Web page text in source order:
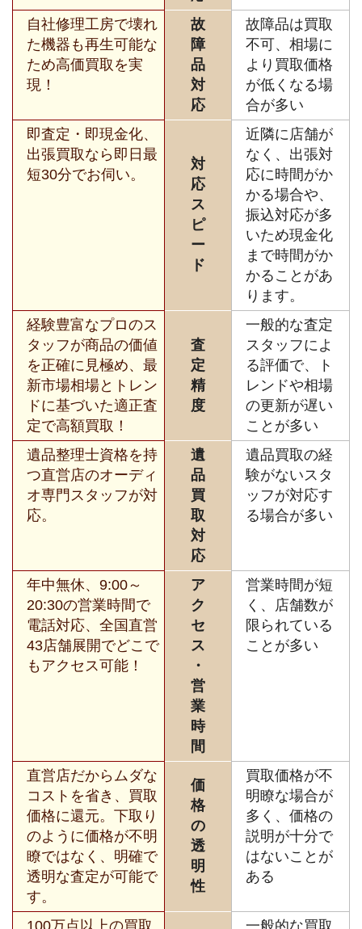
自社修理工房で壊れ
た機器も再生可能な
ため高価買取を実
現！
故
障
品
対
応
故障品は買取
不可、相場に
より買取価格
が低くなる場
合が多い
即査定・即現金化、
出張買取なら即日最
短30分でお伺い。
対
応
ス
ピ
ー
ド
近隣に店舗が
なく、出張対
応に時間がか
かる場合や、
振込対応が多
いため現金化
まで時間がか
かることがあ
ります。
経験豊富なプロのス
タッフが商品の価値
を正確に見極め、最
新市場相場とトレン
ドに基づいた適正査
定で高額買取！
査
定
精
度
一般的な査定
スタッフによ
る評価で、ト
レンドや相場
の更新が遅い
ことが多い
遺品整理士資格を持
つ直営店のオーディ
オ専門スタッフが対
応。
遺
品
買
取
対
応
遺品買取の経
験がないスタ
ッフが対応す
る場合が多い
年中無休、9:00～
20:30の営業時間で
電話対応、全国直営
43店舗展開でどこで
もアクセス可能！
ア
ク
セ
ス
・
営
業
時
間
営業時間が短
く、店舗数が
限られている
ことが多い
直営店だからムダな
コストを省き、買取
価格に還元。下取り
のように価格が不明
瞭ではなく、明確で
透明な査定が可能で
す。
価
格
の
透
明
性
買取価格が不
明瞭な場合が
多く、価格の
説明が十分で
はないことが
ある
100万点以上の買取
一般的な買取